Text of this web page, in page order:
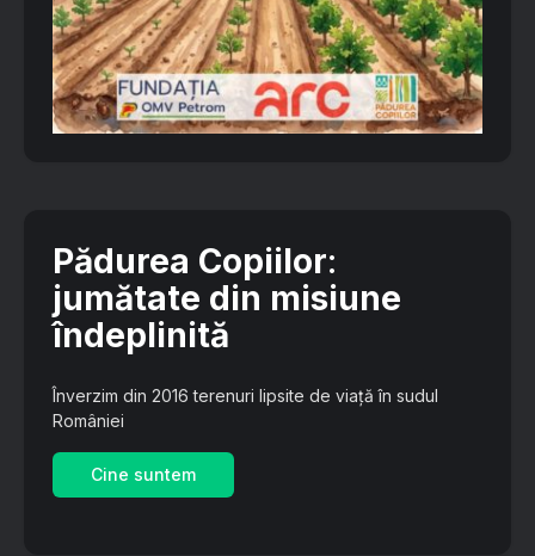
Pădurea Copiilor:
jumătate din misiune
îndeplinită
Înverzim din 2016 terenuri lipsite de viață în sudul
României
Cine suntem